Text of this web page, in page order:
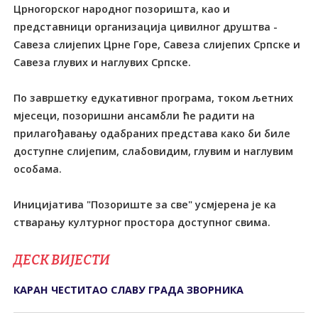
Црногорског народног позоришта, као и
представници организација цивилног друштва -
Савеза слијепих Црне Горе, Савеза слијепих Српске и
Савеза глувих и наглувих Српске.
По завршетку едукативног програма, током љетних
мјесеци, позоришни ансамбли ће радити на
прилагођавању одабраних представа како би биле
доступне слијепим, слабовидим, глувим и наглувим
особама.
Иницијатива "Позориште за све" усмјерена је ка
стварању културног простора доступног свима.
ДЕСК ВИЈЕСТИ
КАРАН ЧЕСТИТАО СЛАВУ ГРАДА ЗВОРНИКА